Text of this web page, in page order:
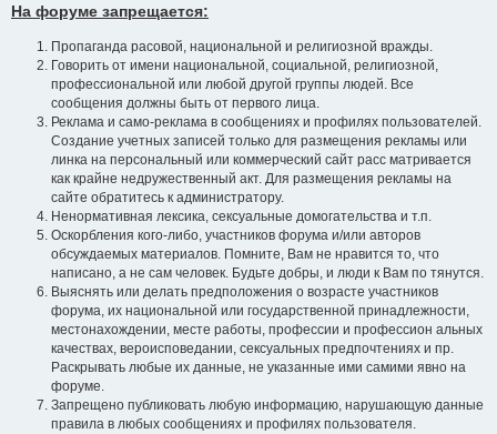
На форуме запрещается:
Пропаганда расовой, национальной и религиозной вражды.
Говорить от имени национальной, социальной, религиозной,
профессиональной или любой другой группы людей. Все
сообщения должны быть от первого лица.
Реклама и само-реклама в сообщениях и профилях пользователей.
Создание учетных записей только для размещения рекламы или
линка на персональный или коммерческий сайт расс матривается
как крайне недружественный акт. Для размещения рекламы на
сайте обратитесь к администратору.
Ненормативная лексика, сексуальные домогательства и т.п.
Оскорбления кого-либо, участников форума и/или авторов
обсуждаемых материалов. Помните, Вам не нравится то, что
написано, а не сам человек. Будьте добры, и люди к Вам по тянутся.
Выяснять или делать предположения о возрасте участников
форума, их национальной или государственной принадлежности,
местонахождении, месте работы, профессии и профессион альных
качествах, вероисповедании, сексуальных предпочтениях и пр.
Раскрывать любые их данные, не указанные ими самими явно на
форуме.
Запрещено публиковать любую информацию, нарушающую данные
правила в любых сообщениях и профилях пользователя.